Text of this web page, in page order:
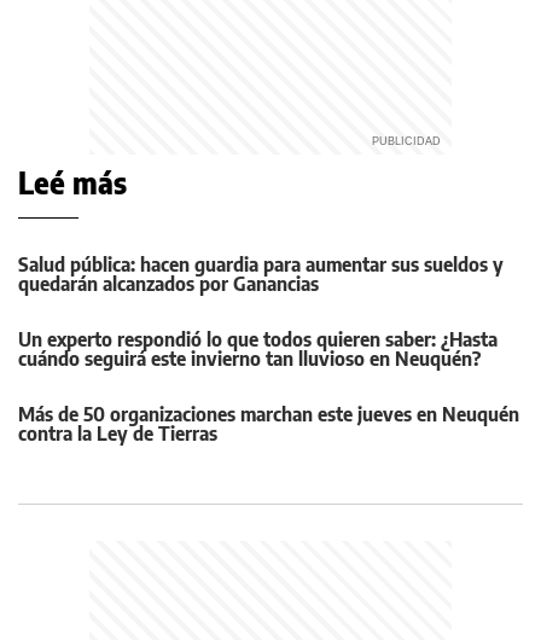
Leé más
Salud pública: hacen guardia para aumentar sus sueldos y
quedarán alcanzados por Ganancias
Un experto respondió lo que todos quieren saber: ¿Hasta
cuándo seguirá este invierno tan lluvioso en Neuquén?
Más de 50 organizaciones marchan este jueves en Neuquén
contra la Ley de Tierras